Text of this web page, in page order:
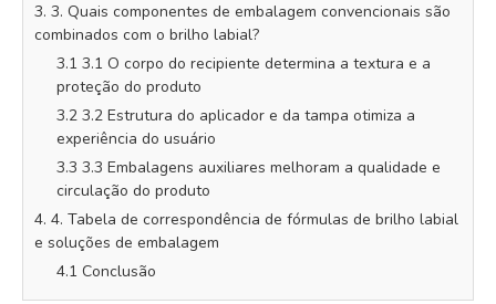
3. 3. Quais componentes de embalagem convencionais são
combinados com o brilho labial?
3.1 3.1 O corpo do recipiente determina a textura e a
proteção do produto
3.2 3.2 Estrutura do aplicador e da tampa otimiza a
experiência do usuário
3.3 3.3 Embalagens auxiliares melhoram a qualidade e
circulação do produto
4. 4. Tabela de correspondência de fórmulas de brilho labial
e soluções de embalagem
4.1 Conclusão